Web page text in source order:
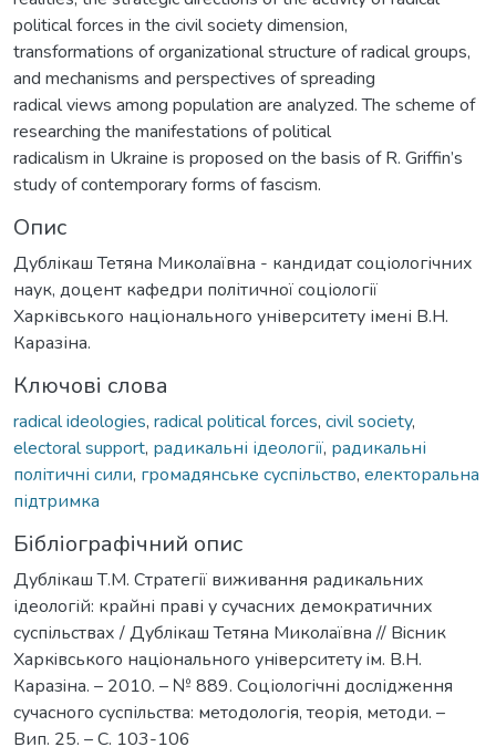
political forces in the civil society dimension,
transformations of organizational structure of radical groups,
and mechanisms and perspectives of spreading
radical views among population are analyzed. The scheme of
researching the manifestations of political
radicalism in Ukraine is proposed on the basis of R. Griffin’s
study of contemporary forms of fascism.
Опис
Дублікаш Тетяна Миколаївна - кандидат соціологічних
наук, доцент кафедри політичної соціології
Харківського національного університету імені В.Н.
Каразіна.
Ключові слова
radical ideologies, radical political forces, civil society,
electoral support, радикальні ідеології, радикальні
політичні сили, громадянське суспільство, електоральна
підтримка
Бібліографічний опис
Дублікаш Т.М. Стратегії виживання радикальних
ідеологій: крайні праві у сучасних демократичних
суспільствах / Дублікаш Тетяна Миколаївна // Вiсник
Харкiвського нацiонального унiверситету iм. В.Н.
Каразiна. – 2010. – № 889. Соціологічні дослідження
сучасного суспільства: методологія, теорія, методи. –
Вип. 25. – С. 103-106